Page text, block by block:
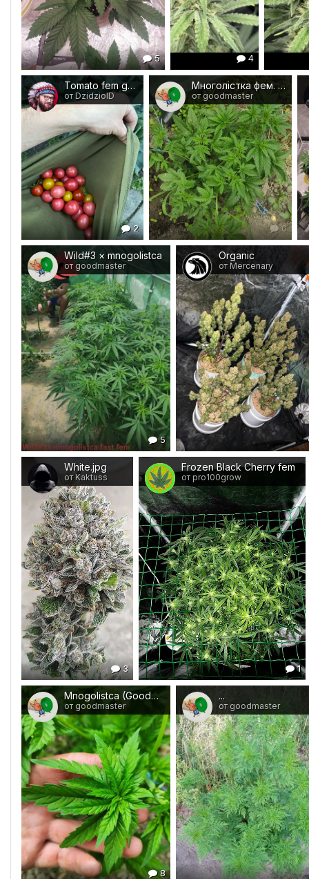
5 4
Tomato fem goodmaster
от DzidzioID
2
Многолістка фем. (Goodmaster seeds)
от goodmaster
0
Wild#3 × mnogolistca
от goodmaster
5
Organic
от Mercenary
White.jpg
от Kaktuss
3
Frozen Black Cherry fem
от pro100grow
1
Mnogolistca (Goodmaster)
от goodmaster
8
...
от goodmaster